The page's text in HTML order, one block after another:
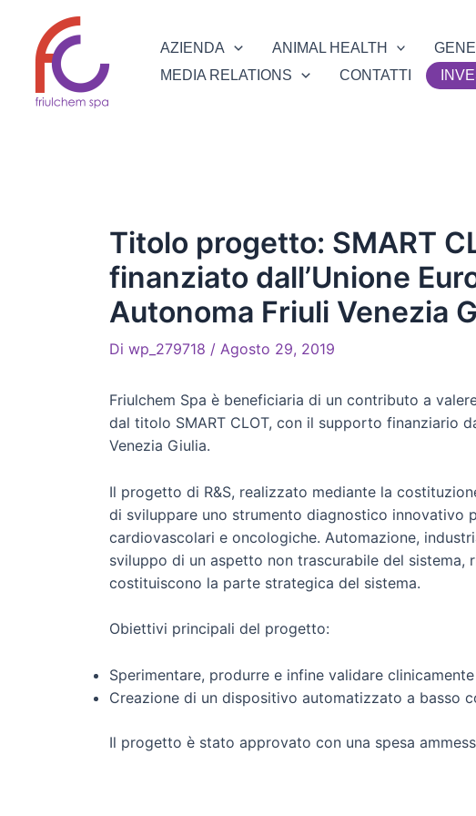
contenuto
AZIENDA ANIMAL HEALTH
MEDIA RELATIONS
CONTATTI
Titolo progetto: SMART
finanziato dall’Unione
Autonoma Friuli Venezia
Di wp_279718 / Agosto 29, 2019
Friulchem Spa è beneficiaria di un contributo a
dal titolo SMART CLOT, con il supporto finanziario
Venezia Giulia.
Il progetto di R&S, realizzato mediante la
di sviluppare uno strumento diagnostico innovativo
cardiovascolari e oncologiche. Automazione,
sviluppo di un aspetto non trascurabile del
costituiscono la parte strategica del sistema.
Obiettivi principali del progetto:
Sperimentare, produrre e infine validare
Creazione di un dispositivo automatizzato a basso
Il progetto è stato approvato con una spesa